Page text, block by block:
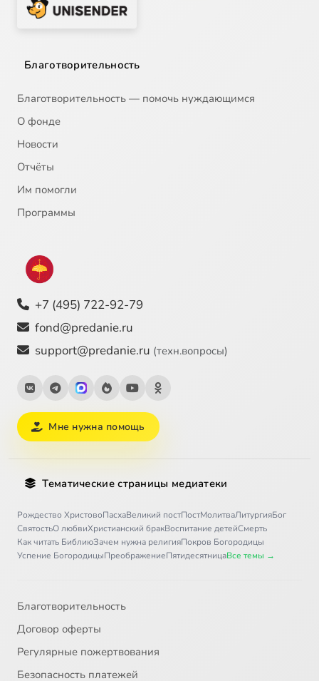
Благотворительность
Благотворительность — помочь нуждающимся
О фонде
Новости
Отчёты
Им помогли
Программы
+7 (495) 722-92-79
fond@predanie.ru
support@predanie.ru (техн.вопросы)
Мне нужна помощь
Тематические страницы медиатеки
Рождество ХристовоПасхаВеликий постПостМолитваЛитургияБог
СвятостьО любвиХристианский бракВоспитание детейСмерть
Как читать БиблиюЗачем нужна религияПокров Богородицы
Успение БогородицыПреображениеПятидесятницаВсе темы →
Благотворительность
Договор оферты
Регулярные пожертвования
Безопасность платежей